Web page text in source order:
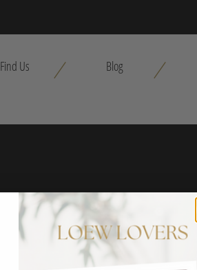
Find Us Blog